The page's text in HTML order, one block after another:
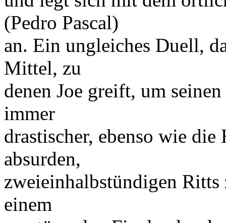
(Pedro Pascal)
an. Ein ungleiches Duell,
Mittel, zu
denen Joe greift, um
immer
drastischer, ebenso wie
absurden,
zweieinhalbstündigen
einem